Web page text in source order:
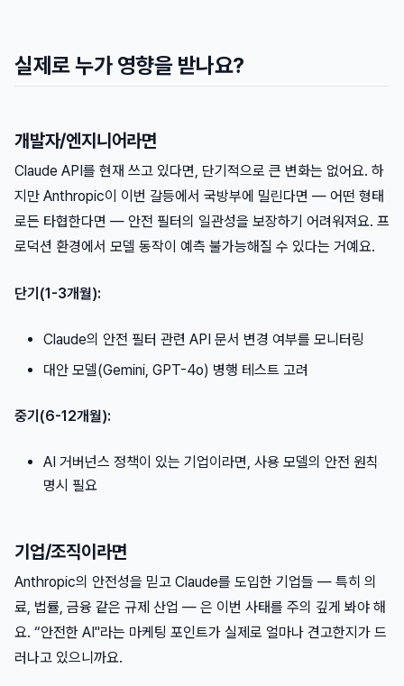
실제로 누가 영향을 받나요?
개발자/엔지니어라면
Claude API를 현재 쓰고 있다면, 단기적으로 큰 변화는 없어요. 하
지만 Anthropic이 이번 갈등에서 국방부에 밀린다면 — 어떤 형태
로든 타협한다면 — 안전 필터의 일관성을 보장하기 어려워져요. 프
로덕션 환경에서 모델 동작이 예측 불가능해질 수 있다는 거예요.
단기(1-3개월):
Claude의 안전 필터 관련 API 문서 변경 여부를 모니터링
대안 모델(Gemini, GPT-4o) 병행 테스트 고려
중기(6-12개월):
AI 거버넌스 정책이 있는 기업이라면, 사용 모델의 안전 원칙
명시 필요
기업/조직이라면
Anthropic의 안전성을 믿고 Claude를 도입한 기업들 — 특히 의
료, 법률, 금융 같은 규제 산업 — 은 이번 사태를 주의 깊게 봐야 해
요. “안전한 AI"라는 마케팅 포인트가 실제로 얼마나 견고한지가 드
러나고 있으니까요.